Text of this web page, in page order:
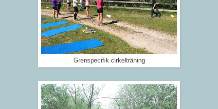
Grenspecifik cirkelträning